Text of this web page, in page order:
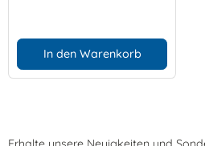
In den Warenkorb